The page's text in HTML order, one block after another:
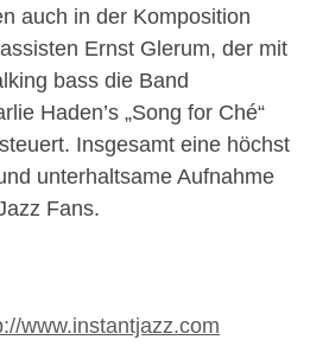
auch in der Komposition
Ernst Glerum, der mit
bass die Band
Haden’s „Song for Ché“
Insgesamt eine höchst
unterhaltsame Aufnahme
Fans.
www.instantjazz.com